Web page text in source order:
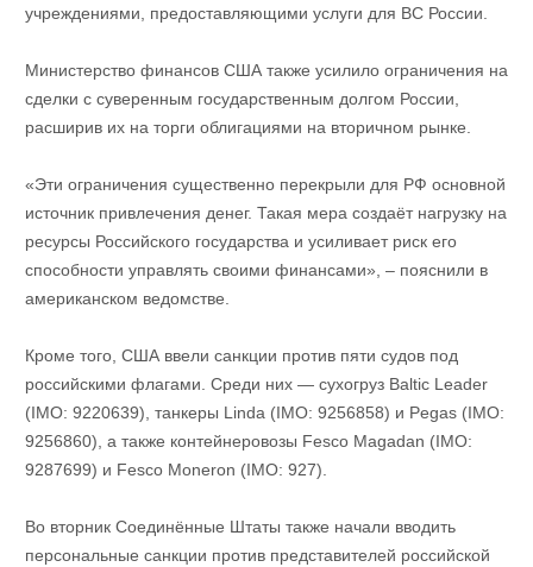
учреждениями, предоставляющими услуги для ВС России.
Министерство финансов США также усилило ограничения на
сделки с суверенным государственным долгом России,
расширив их на торги облигациями на вторичном рынке.
«Эти ограничения существенно перекрыли для РФ основной
источник привлечения денег. Такая мера создаёт нагрузку на
ресурсы Российского государства и усиливает риск его
способности управлять своими финансами», – пояснили в
американском ведомстве.
Кроме того, США ввели санкции против пяти судов под
российскими флагами. Среди них — сухогруз Baltic Leader
(IMO: 9220639), танкеры Linda (IMO: 9256858) и Pegas (IMO:
9256860), а также контейнеровозы Fesco Magadan (IMO:
9287699) и Fesco Moneron (IMO: 927).
Во вторник Соединённые Штаты также начали вводить
персональные санкции против представителей российской